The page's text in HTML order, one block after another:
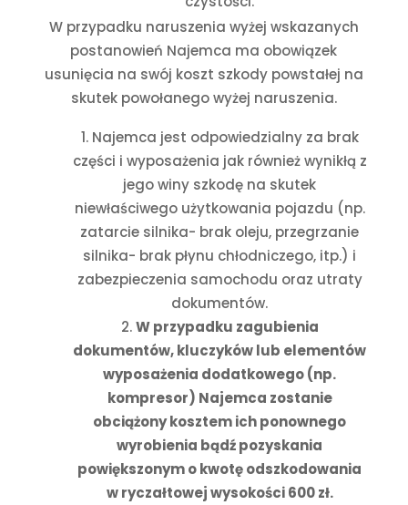
W przypadku naruszenia wyżej wskazanych
postanowień Najemca ma obowiązek
usunięcia na swój koszt szkody powstałej na
skutek powołanego wyżej naruszenia.
Najemca jest odpowiedzialny za brak
części i wyposażenia jak również wynikłą z
jego winy szkodę na skutek
niewłaściwego użytkowania pojazdu (np.
zatarcie silnika- brak oleju, przegrzanie
silnika- brak płynu chłodniczego, itp.) i
zabezpieczenia samochodu oraz utraty
dokumentów.
W przypadku zagubienia
dokumentów, kluczyków lub elementów
wyposażenia dodatkowego (np.
kompresor) Najemca zostanie
obciążony kosztem ich ponownego
wyrobienia bądź pozyskania
powiększonym o kwotę odszkodowania
w ryczałtowej wysokości 600 zł.